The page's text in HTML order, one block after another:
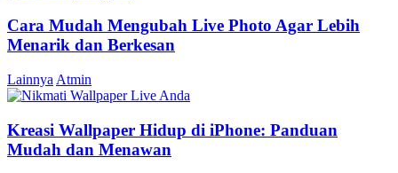
Cara Mudah Mengubah Live Photo Agar Lebih
Menarik dan Berkesan
Lainnya Atmin
Kreasi Wallpaper Hidup di iPhone: Panduan
Mudah dan Menawan